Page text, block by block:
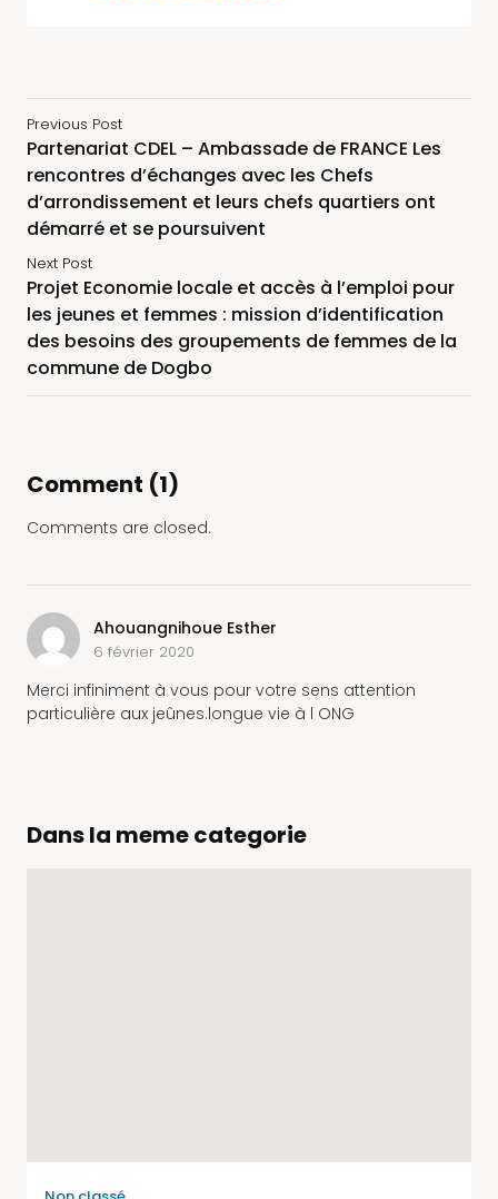
Previous Post
Partenariat CDEL – Ambassade de FRANCE Les
rencontres d’échanges avec les Chefs
d’arrondissement et leurs chefs quartiers ont
démarré et se poursuivent
Next Post
Projet Economie locale et accès à l’emploi pour
les jeunes et femmes : mission d’identification
des besoins des groupements de femmes de la
commune de Dogbo
Comment (1)
Comments are closed.
Ahouangnihoue Esther
6 février 2020
Merci infiniment à vous pour votre sens attention
particulière aux jeûnes.longue vie à l ONG
Dans la meme categorie